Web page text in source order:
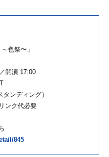
色祭〜」
開演 17:00
タンディング）
ンク代必要
845